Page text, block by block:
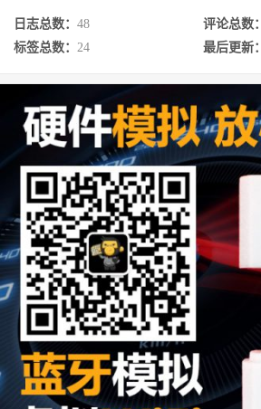
日志总数： 48 评论总数：
标签总数： 24 最后更新：